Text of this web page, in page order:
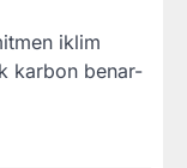
iklim
karbon benar-